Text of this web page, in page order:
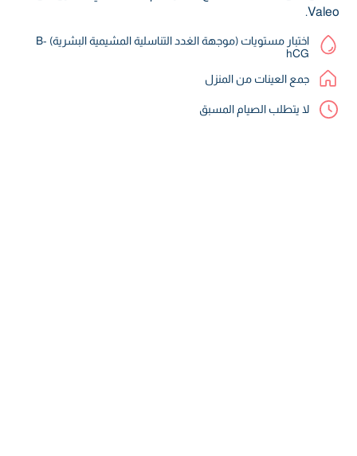
Valeo.
اختبار مستويات (موجهة الغدد التناسلية المشيمية البشرية) B-
hCG
جمع العينات من المنزل
لا يتطلب الصيام المسبق